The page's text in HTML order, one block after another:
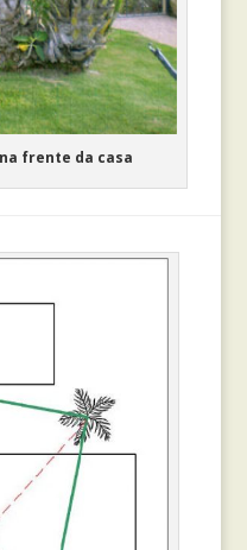
frente da casa